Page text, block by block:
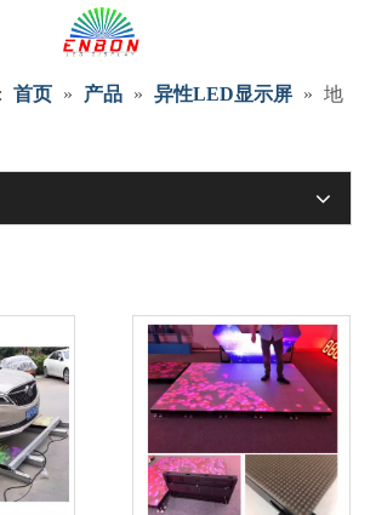
首页 » 产品 » 异性LED显示屏 » 地